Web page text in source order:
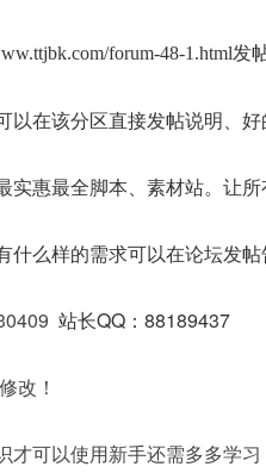
forum-48-1.html发
在该分区直接发帖说明、好
实惠最全脚本、素材站。让所
什么样的需求可以在论坛发
站长QQ：88189437
改！
才可以使用新手还需多多学习